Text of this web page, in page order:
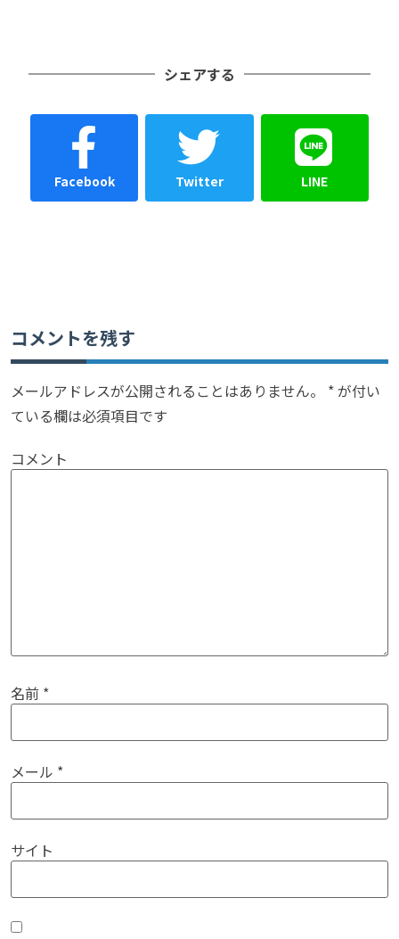
シェアする
Facebook Twitter LINE
コメントを残す
メールアドレスが公開されることはありません。 *が付い
ている欄は必須項目です
コメント
名前 *
メール *
サイト